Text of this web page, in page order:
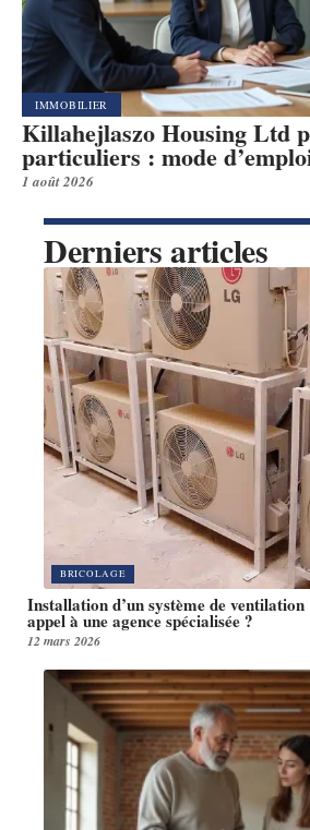
IMMOBILIER
Killahejlaszo Housing Ltd
particuliers : mode
1 août 2026
Derniers articles
BRICOLAGE
Installation d’un système de
appel à une agence spécialisée ?
12 mars 2026